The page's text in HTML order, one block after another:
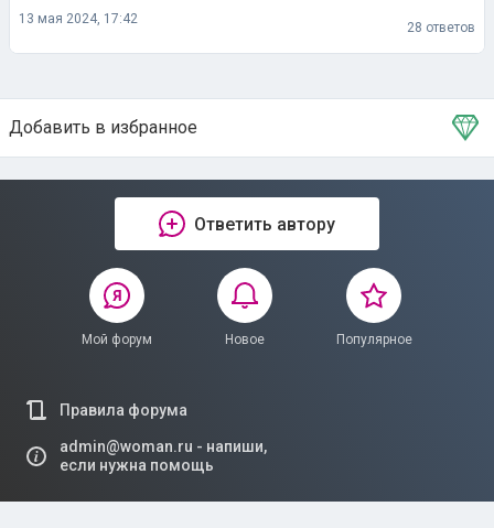
13 мая 2024, 17:42
28 ответов
Добавить в избранное
Тема в избранном
Ответить автору
Мой форум Новое Популярное
Правила форума
admin@woman.ru - напиши,
если нужна помощь